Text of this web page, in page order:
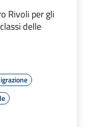
Rivoli per gli
delle